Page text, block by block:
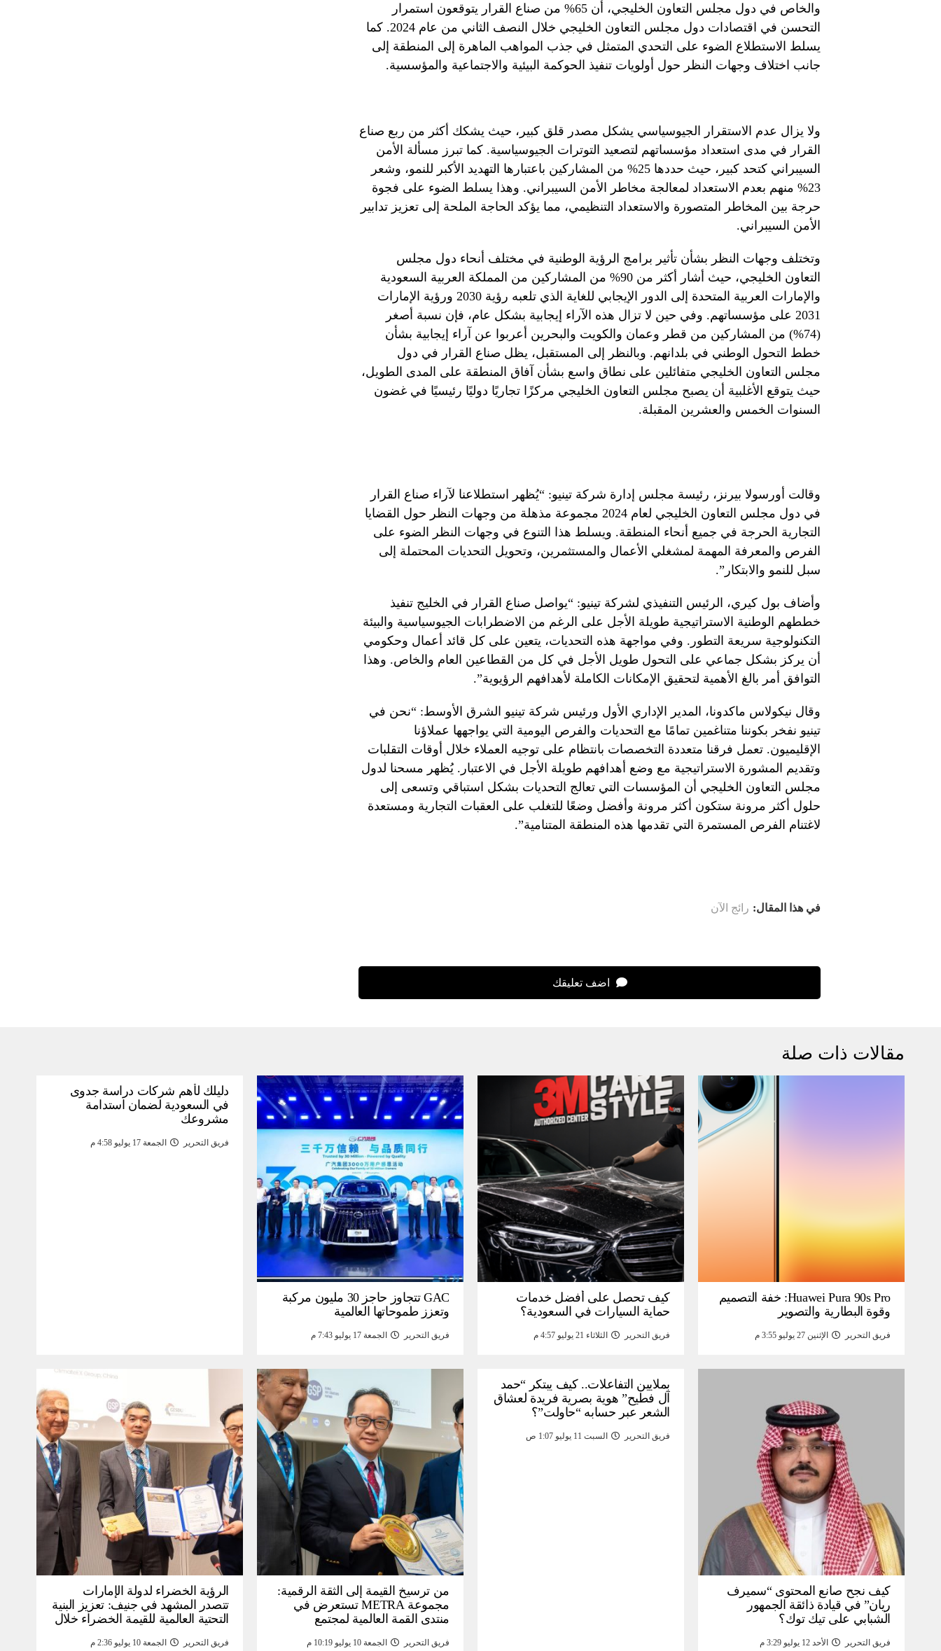
والخاص في دول مجلس التعاون الخليجي، أن 65% من صناع القرار يتوقعون استمرار
التحسن في اقتصادات دول مجلس التعاون الخليجي خلال النصف الثاني من عام 2024. كما
يسلط الاستطلاع الضوء على التحدي المتمثل في جذب المواهب الماهرة إلى المنطقة إلى
جانب اختلاف وجهات النظر حول أولويات تنفيذ الحوكمة البيئية والاجتماعية والمؤسسية.
ولا يزال عدم الاستقرار الجيوسياسي يشكل مصدر قلق كبير، حيث يشكك أكثر من ربع صناع
القرار في مدى استعداد مؤسساتهم لتصعيد التوترات الجيوسياسية. كما تبرز مسألة الأمن
السيبراني كتحد كبير، حيث حددها 25% من المشاركين باعتبارها التهديد الأكبر للنمو، وشعر
23% منهم بعدم الاستعداد لمعالجة مخاطر الأمن السيبراني. وهذا يسلط الضوء على فجوة
حرجة بين المخاطر المتصورة والاستعداد التنظيمي، مما يؤكد الحاجة الملحة إلى تعزيز تدابير
الأمن السيبراني.
وتختلف وجهات النظر بشأن تأثير برامج الرؤية الوطنية في مختلف أنحاء دول مجلس
التعاون الخليجي، حيث أشار أكثر من 90% من المشاركين من المملكة العربية السعودية
والإمارات العربية المتحدة إلى الدور الإيجابي للغاية الذي تلعبه رؤية 2030 ورؤية الإمارات
2031 على مؤسساتهم. وفي حين لا تزال هذه الآراء إيجابية بشكل عام، فإن نسبة أصغر
(74%) من المشاركين من قطر وعمان والكويت والبحرين أعربوا عن آراء إيجابية بشأن
خطط التحول الوطني في بلدانهم. وبالنظر إلى المستقبل، يظل صناع القرار في دول
مجلس التعاون الخليجي متفائلين على نطاق واسع بشأن آفاق المنطقة على المدى الطويل،
حيث يتوقع الأغلبية أن يصبح مجلس التعاون الخليجي مركزًا تجاريًا دوليًا رئيسيًا في غضون
السنوات الخمس والعشرين المقبلة.
وقالت أورسولا بيرنز، رئيسة مجلس إدارة شركة تينيو: “يُظهر استطلاعنا لآراء صناع القرار
في دول مجلس التعاون الخليجي لعام 2024 مجموعة مذهلة من وجهات النظر حول القضايا
التجارية الحرجة في جميع أنحاء المنطقة. ويسلط هذا التنوع في وجهات النظر الضوء على
الفرص والمعرفة المهمة لمشغلي الأعمال والمستثمرين، وتحويل التحديات المحتملة إلى
سبل للنمو والابتكار”.
وأضاف بول كيري، الرئيس التنفيذي لشركة تينيو: “يواصل صناع القرار في الخليج تنفيذ
خططهم الوطنية الاستراتيجية طويلة الأجل على الرغم من الاضطرابات الجيوسياسية والبيئة
التكنولوجية سريعة التطور. وفي مواجهة هذه التحديات، يتعين على كل قائد أعمال وحكومي
أن يركز بشكل جماعي على التحول طويل الأجل في كل من القطاعين العام والخاص. وهذا
التوافق أمر بالغ الأهمية لتحقيق الإمكانات الكاملة لأهدافهم الرؤيوية”.
وقال نيكولاس ماكدونا، المدير الإداري الأول ورئيس شركة تينيو الشرق الأوسط: “نحن في
تينيو نفخر بكوننا متناغمين تمامًا مع التحديات والفرص اليومية التي يواجهها عملاؤنا
الإقليميون. تعمل فرقنا متعددة التخصصات بانتظام على توجيه العملاء خلال أوقات التقلبات
وتقديم المشورة الاستراتيجية مع وضع أهدافهم طويلة الأجل في الاعتبار. يُظهر مسحنا لدول
مجلس التعاون الخليجي أن المؤسسات التي تعالج التحديات بشكل استباقي وتسعى إلى
حلول أكثر مرونة ستكون أكثر مرونة وأفضل وضعًا للتغلب على العقبات التجارية ومستعدة
لاغتنام الفرص المستمرة التي تقدمها هذه المنطقة المتنامية”.
في هذا المقال: رائج الآن
اضف تعليقك
مقالات ذات صلة
Huawei Pura 90s Pro: خفة التصميم
وقوة البطارية والتصوير
فريق التحرير الإثنين 27 يوليو 3:55 م
كيف تحصل على أفضل خدمات
حماية السيارات في السعودية؟
فريق التحرير الثلاثاء 21 يوليو 4:57 م
GAC تتجاوز حاجز 30 مليون مركبة
وتعزز طموحاتها العالمية
فريق التحرير الجمعة 17 يوليو 7:43 م
دليلك لأهم شركات دراسة جدوى
في السعودية لضمان استدامة
مشروعك
فريق التحرير الجمعة 17 يوليو 4:58 م
كيف نجح صانع المحتوى “سميرف
ريان” في قيادة ذائقة الجمهور
الشبابي على تيك توك؟
فريق التحرير الأحد 12 يوليو 3:29 م
بملايين التفاعلات.. كيف يبتكر “حمد
آل فطيح” هوية بصرية فريدة لعشاق
الشعر عبر حسابه “حاولت”؟
فريق التحرير السبت 11 يوليو 1:07 ص
من ترسيخ القيمة إلى الثقة الرقمية:
مجموعة METRA تستعرض في
منتدى القمة العالمية لمجتمع
تحتية للأصول الرقمية المدعومة
فريق التحرير الجمعة 10 يوليو 10:19 م
الرؤية الخضراء لدولة الإمارات
تتصدر المشهد في جنيف: تعزيز البنية
التحتية العالمية للقيمة الخضراء خلال
المعلومات WSIS 2026 وقمة “الذكاء
فريق التحرير الجمعة 10 يوليو 2:36 م